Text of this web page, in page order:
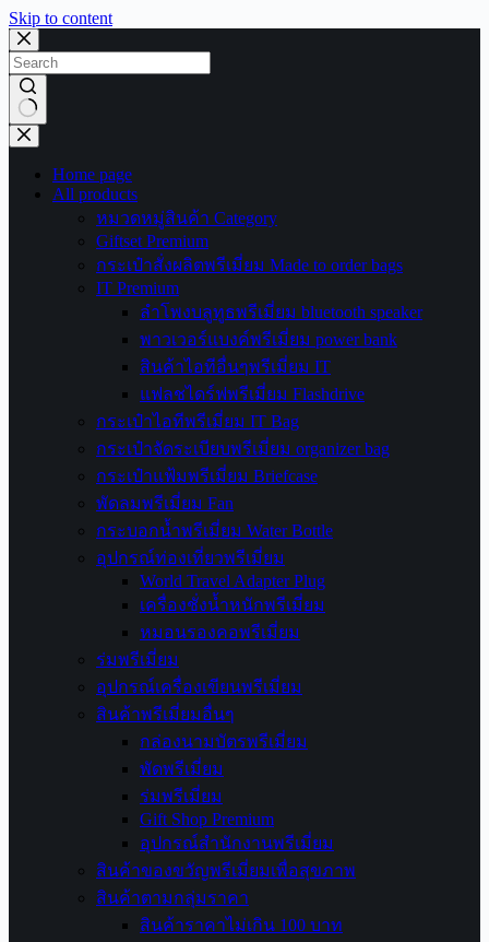
Skip to content
No
results
Home page
All products
หมวดหมู่สินค้า Category
Giftset Premium
กระเป๋าสั่งผลิตพรีเมี่ยม Made to order bags
IT Premium
ลำโพงบลูทูธพรีเมี่ยม bluetooth speaker
พาวเวอร์แบงค์พรีเมี่ยม power bank
สินค้าไอทีอื่นๆพรีเมี่ยม IT
แฟลชไดร์ฟพรีเมี่ยม Flashdrive
กระเป๋าไอทีพรีเมี่ยม IT Bag
กระเป๋าจัดระเบียบพรีเมี่ยม organizer bag
กระเป๋าแฟ้มพรีเมี่ยม Briefcase
พัดลมพรีเมี่ยม Fan
กระบอกน้ำพรีเมี่ยม Water Bottle
อุปกรณ์ท่องเที่ยวพรีเมี่ยม
World Travel Adapter Plug
เครื่องชั่งน้ำหนักพรีเมี่ยม
หมอนรองคอพรีเมี่ยม
ร่มพรีเมี่ยม
อุปกรณ์เครื่องเขียนพรีเมี่ยม
สินค้าพรีเมี่ยมอื่นๆ
กล่องนามบัตรพรีเมี่ยม
พัดพรีเมี่ยม
ร่มพรีเมี่ยม
Gift Shop Premium
อุปกรณ์สำนักงานพรีเมี่ยม
สินค้าของขวัญพรีเมี่ยมเพื่อสุขภาพ
สินค้าตามกลุ่มราคา
สินค้าราคาไม่เกิน 100 บาท